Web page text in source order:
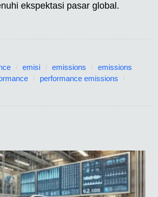
ekspektasi pasar global.
emisi emissions
emissions
performance emissions